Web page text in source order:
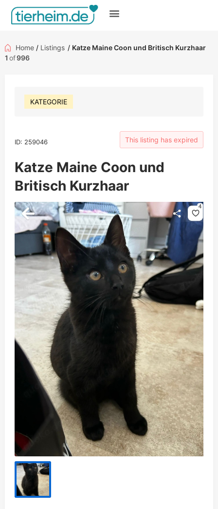
Home / Listings / Katze Maine Coon und Britisch Kurzhaar
1 of996
KATEGORIE
ID: 259046 This listing has expired
Katze Maine Coon und
Britisch Kurzhaar